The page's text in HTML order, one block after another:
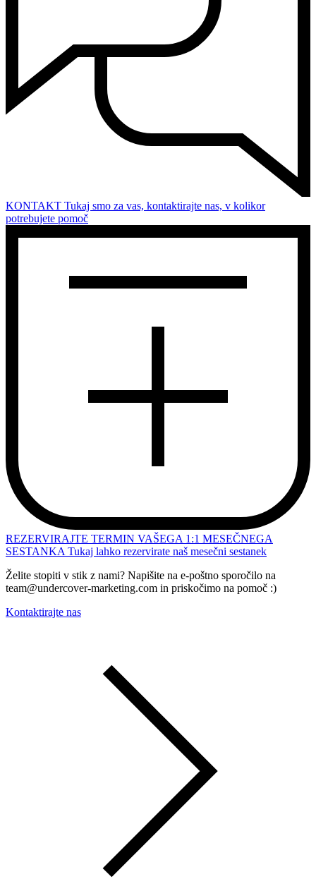
KONTAKT Tukaj smo za vas, kontaktirajte nas, v kolikor
potrebujete pomoč
REZERVIRAJTE TERMIN VAŠEGA 1:1 MESEČNEGA
SESTANKA Tukaj lahko rezervirate naš mesečni sestanek
Želite stopiti v stik z nami? Napišite na e-poštno sporočilo na
team@undercover-marketing.com in priskočimo na pomoč :)
Kontaktirajte nas